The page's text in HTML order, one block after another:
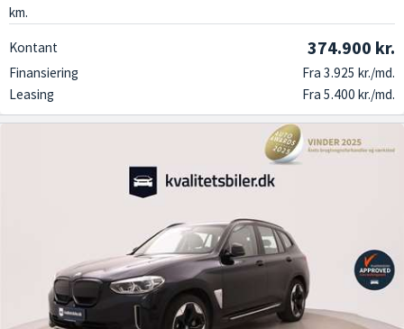
km.
Kontant 374.900 kr.
Finansiering
Fra 3.925 kr./md.
Leasing
Fra 5.400 kr./md.